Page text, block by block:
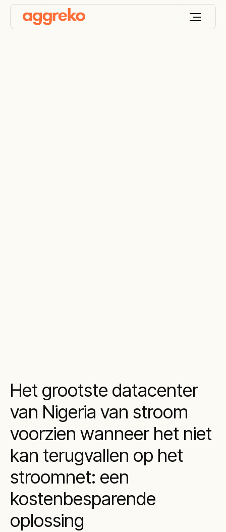
Het grootste datacenter
van Nigeria van stroom
voorzien wanneer het niet
kan terugvallen op het
stroomnet: een
kostenbesparende
oplossing